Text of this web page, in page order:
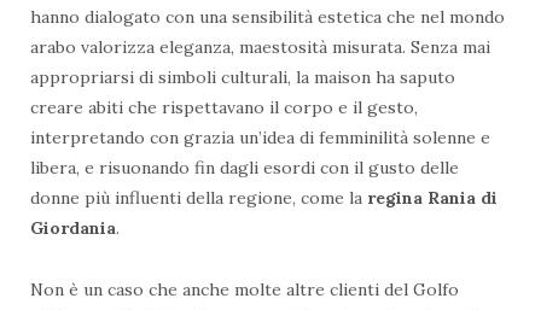
hanno dialogato con una sensibilità estetica che nel mondo
arabo valorizza eleganza, maestosità misurata. Senza mai
appropriarsi di simboli culturali, la maison ha saputo
creare abiti che rispettavano il corpo e il gesto,
interpretando con grazia un’idea di femminilità solenne e
libera, e risuonando fin dagli esordi con il gusto delle
donne più influenti della regione, come la regina Rania di
Giordania.
Non è un caso che anche molte altre clienti del Golfo